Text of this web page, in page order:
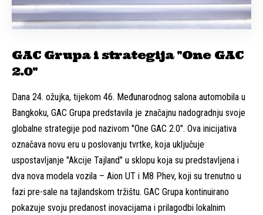
GAC Grupa i strategija "One GAC
2.0"
Dana 24. ožujka, tijekom 46. Međunarodnog salona automobila u
Bangkoku, GAC Grupa predstavila je značajnu nadogradnju svoje
globalne strategije pod nazivom "One GAC 2.0". Ova inicijativa
označava novu eru u poslovanju tvrtke, koja uključuje
uspostavljanje "Akcije Tajland" u sklopu koja su predstavljena i
dva nova modela vozila – Aion UT i M8 Phev, koji su trenutno u
fazi pre-sale na tajlandskom tržištu. GAC Grupa kontinuirano
pokazuje svoju predanost inovacijama i prilagodbi lokalnim